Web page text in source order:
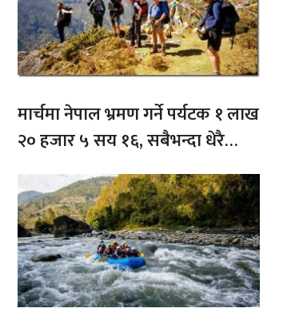
मार्चमा नेपाल भ्रमण गर्ने पर्यटक १ लाख
२० हजार ५ सय १६, सबैभन्दा धेरै
भारतबाट